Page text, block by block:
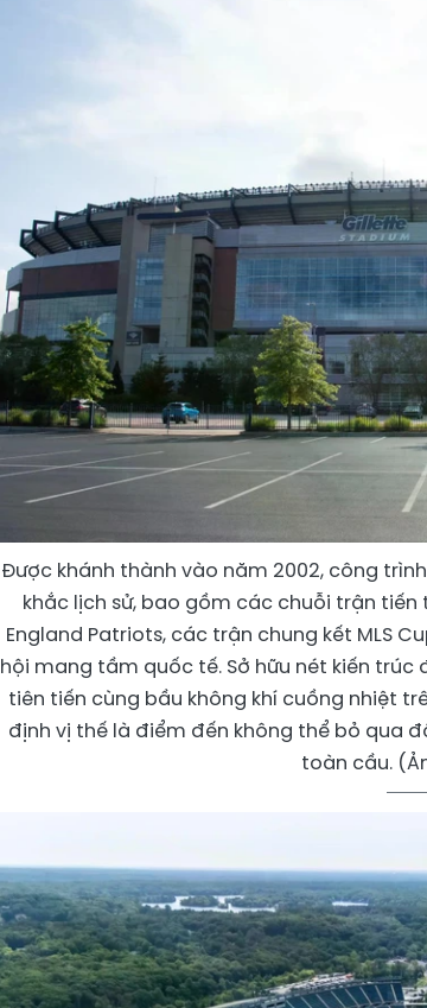
Được khánh thành vào năm 2002, công
khắc lịch sử, bao gồm các chuỗi trận tiến
England Patriots, các trận chung kết MLS
hội mang tầm quốc tế. Sở hữu nét kiến trúc
tiên tiến cùng bầu không khí cuồng nhiệt
định vị thế là điểm đến không thể bỏ qua
toàn cầu.